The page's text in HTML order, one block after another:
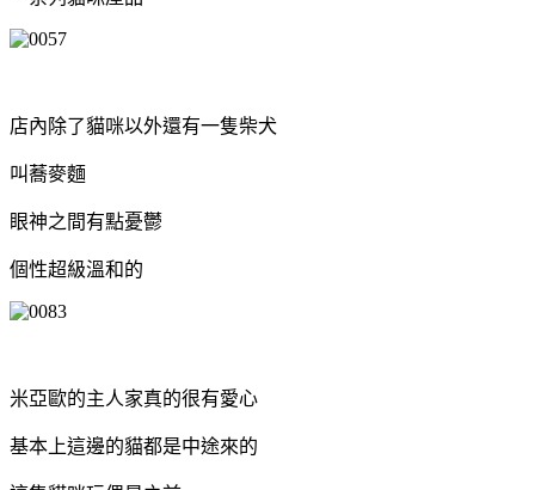
店內除了貓咪以外還有一隻柴犬
叫蕎麥麵
眼神之間有點憂鬱
個性超級溫和的
米亞歐的主人家真的很有愛心
基本上這邊的貓都是中途來的